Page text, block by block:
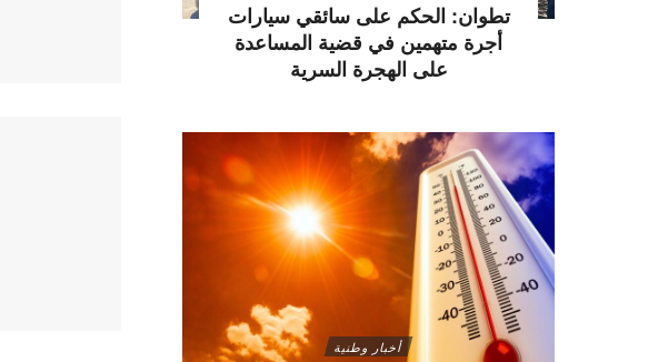
تطوان: الحكم على سائقي سيارات
أجرة متهمين في قضية المساعدة
على الهجرة السرية
أخبار وطنية